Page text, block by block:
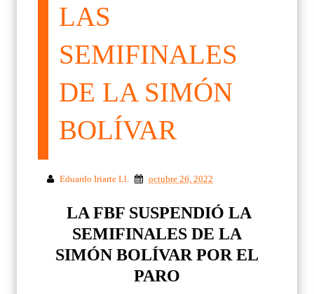
LAS
SEMIFINALES
DE LA SIMÓN
BOLÍVAR
Eduardo Iriarte Ll. octubre 26, 2022
LA FBF SUSPENDIÓ LA
SEMIFINALES DE LA
SIMÓN BOLÍVAR POR EL
PARO